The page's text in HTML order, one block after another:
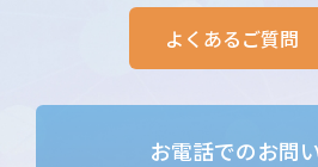
よくあるご質問
お電話でのお問